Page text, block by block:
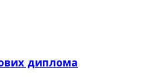
диплома